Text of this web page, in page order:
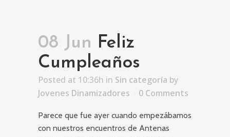
08 Jun Feliz
Cumpleaños
Posted at 10:36h in Sin categoría by
Jovenes Dinamizadores
0 Comments
Parece que fue ayer cuando empezábamos
con nuestros encuentros de Antenas